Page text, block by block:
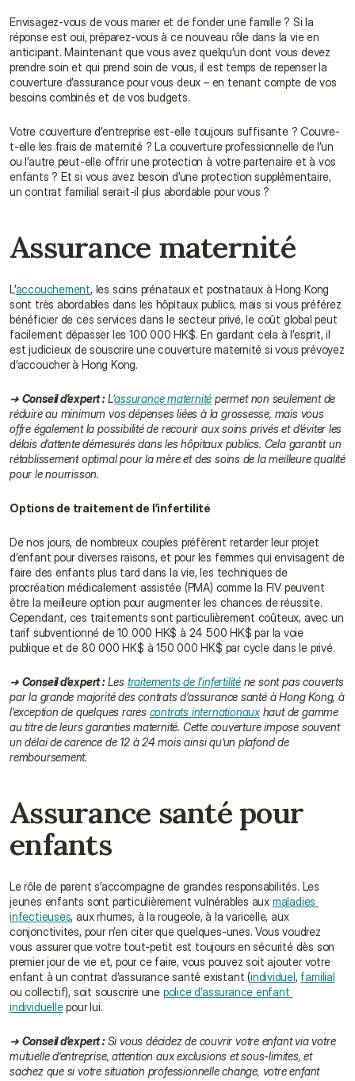
Envisagez-vous de vous marier et de fonder une famille ? Si la
réponse est oui, préparez-vous à ce nouveau rôle dans la vie en
anticipant. Maintenant que vous avez quelqu’un dont vous devez
prendre soin et qui prend soin de vous, il est temps de repenser la
couverture d’assurance pour vous deux – en tenant compte de vos
besoins combinés et de vos budgets.
Votre couverture d’entreprise est-elle toujours suffisante ? Couvre-
t-elle les frais de maternité ? La couverture professionnelle de l’un
ou l’autre peut-elle offrir une protection à votre partenaire et à vos
enfants ? Et si vous avez besoin d’une protection supplémentaire,
un contrat familial serait-il plus abordable pour vous ?
Assurance maternité
L’accouchement, les soins prénataux et postnataux à Hong Kong
sont très abordables dans les hôpitaux publics, mais si vous préférez
bénéficier de ces services dans le secteur privé, le coût global peut
facilement dépasser les 100 000 HK$. En gardant cela à l’esprit, il
est judicieux de souscrire une couverture maternité si vous prévoyez
d’accoucher à Hong Kong.
➜ Conseil d’expert : L’assurance maternité permet non seulement de
réduire au minimum vos dépenses liées à la grossesse, mais vous
offre également la possibilité de recourir aux soins privés et d’éviter les
délais d’attente démesurés dans les hôpitaux publics. Cela garantit un
rétablissement optimal pour la mère et des soins de la meilleure qualité
pour le nourrisson.
Options de traitement de l’infertilité
De nos jours, de nombreux couples préfèrent retarder leur projet
d’enfant pour diverses raisons, et pour les femmes qui envisagent de
faire des enfants plus tard dans la vie, les techniques de
procréation médicalement assistée (PMA) comme la FIV peuvent
être la meilleure option pour augmenter les chances de réussite.
Cependant, ces traitements sont particulièrement coûteux, avec un
tarif subventionné de 10 000 HK$ à 24 500 HK$ par la voie
publique et de 80 000 HK$ à 150 000 HK$ par cycle dans le privé.
➜ Conseil d’expert : Les traitements de l’infertilité ne sont pas couverts
par la grande majorité des contrats d’assurance santé à Hong Kong, à
l’exception de quelques rares contrats internationaux haut de gamme
au titre de leurs garanties maternité. Cette couverture impose souvent
un délai de carence de 12 à 24 mois ainsi qu’un plafond de
remboursement.
Assurance santé pour
enfants
Le rôle de parent s’accompagne de grandes responsabilités. Les
jeunes enfants sont particulièrement vulnérables aux maladies
infectieuses, aux rhumes, à la rougeole, à la varicelle, aux
conjonctivites, pour n’en citer que quelques-unes. Vous voudrez
vous assurer que votre tout-petit est toujours en sécurité dès son
premier jour de vie et, pour ce faire, vous pouvez soit ajouter votre
enfant à un contrat d’assurance santé existant (individuel, familial
ou collectif), soit souscrire une police d’assurance enfant
individuelle pour lui.
➜ Conseil d’expert : Si vous décidez de couvrir votre enfant via votre
mutuelle d’entreprise, attention aux exclusions et sous-limites, et
sachez que si votre situation professionnelle change, votre enfant